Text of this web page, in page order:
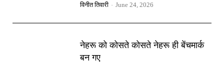
विनीत तिवारी - June 24, 2026
नेहरू को कोसते कोसते नेहरू ही बेंचमार्क
बन गए